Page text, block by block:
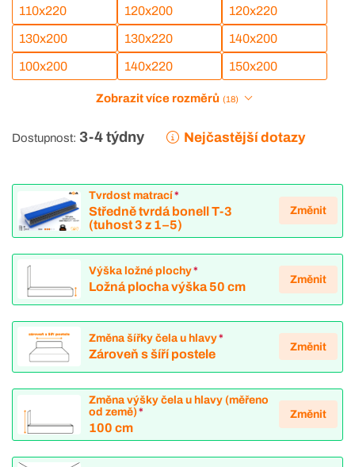
110x220 120x200 120x220
130x200 130x220 140x200
100x200 140x220 150x200
Zobrazit více rozměrů (18)
Dostupnost: 3-4 týdny Nejčastější dotazy
Tvrdost matrací*
Středně tvrdá bonell T-3
(tuhost 3 z 1–5)
Změnit
Výška ložné plochy*
Ložná plocha výška 50 cm
Změnit
Změna šířky čela u hlavy*
Zároveň s šíří postele
Změnit
Změna výšky čela u hlavy (měřeno
od země)*
100 cm
Změnit